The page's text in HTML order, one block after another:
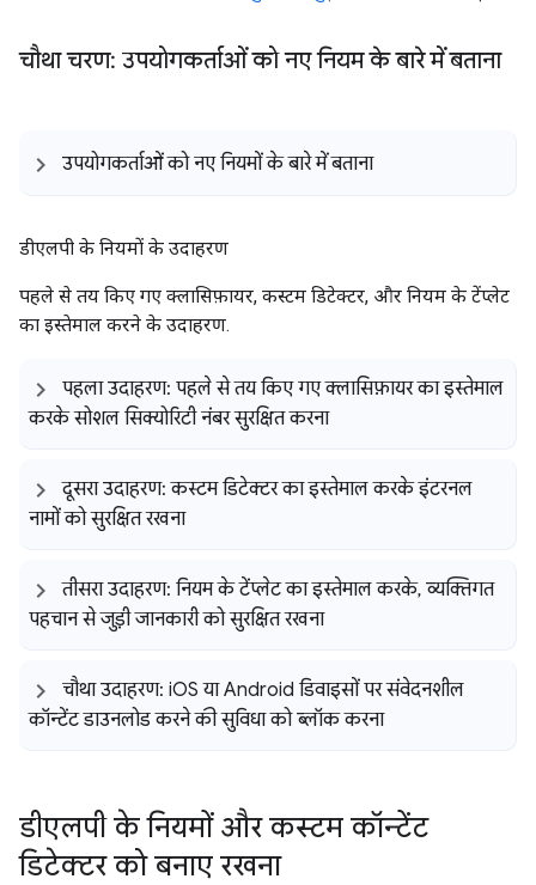
चौथा चरण: उपयोगकर्ताओं को नए नियम के बारे में बताना
उपयोगकर्ताओं को नए नियमों के बारे में बताना
डीएलपी के नियमों के उदाहरण
पहले से तय किए गए क्लासिफ़ायर, कस्टम डिटेक्टर, और नियम के टेंप्लेट
का इस्तेमाल करने के उदाहरण.
पहला उदाहरण: पहले से तय किए गए क्लासिफ़ायर का इस्तेमाल
करके सोशल सिक्योरिटी नंबर सुरक्षित करना
दूसरा उदाहरण: कस्टम डिटेक्टर का इस्तेमाल करके इंटरनल
नामों को सुरक्षित रखना
तीसरा उदाहरण: नियम के टेंप्लेट का इस्तेमाल करके, व्यक्तिगत
पहचान से जुड़ी जानकारी को सुरक्षित रखना
चौथा उदाहरण: iOS या Android डिवाइसों पर संवेदनशील
कॉन्टेंट डाउनलोड करने की सुविधा को ब्लॉक करना
डीएलपी के नियमों और कस्टम कॉन्टेंट
डिटेक्टर को बनाए रखना